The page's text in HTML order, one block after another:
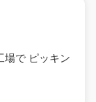
場で ピッキン